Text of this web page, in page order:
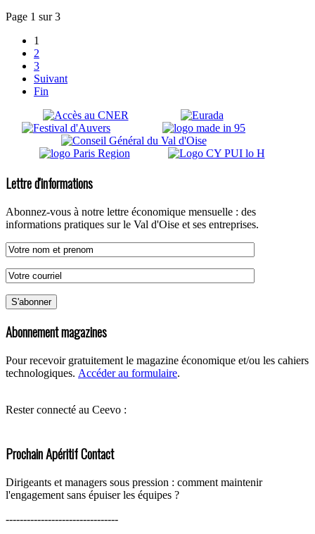
Page 1 sur 3
1
2
3
Suivant
Fin
Lettre d'informations
Abonnez-vous à notre lettre économique mensuelle : des
informations pratiques sur le Val d'Oise et ses entreprises.
Abonnement magazines
Pour recevoir gratuitement le magazine économique et/ou les cahiers
technologiques. Accéder au formulaire.
Rester connecté au Ceevo :
Prochain Apéritif Contact
Dirigeants et managers sous pression : comment maintenir
l'engagement sans épuiser les équipes ?
--------------------------------